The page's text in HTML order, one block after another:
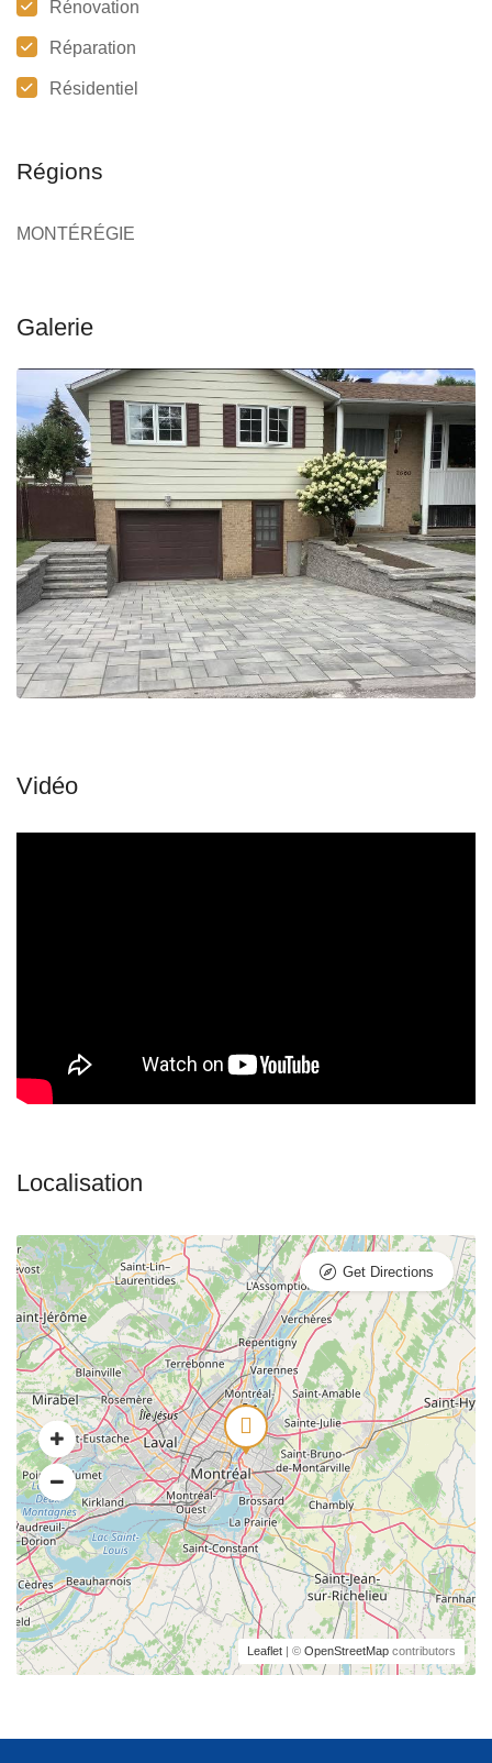
Rénovation
Réparation
Résidentiel
Régions
MONTÉRÉGIE
Leaflet | © OpenStreetMap contributors
Get Directions